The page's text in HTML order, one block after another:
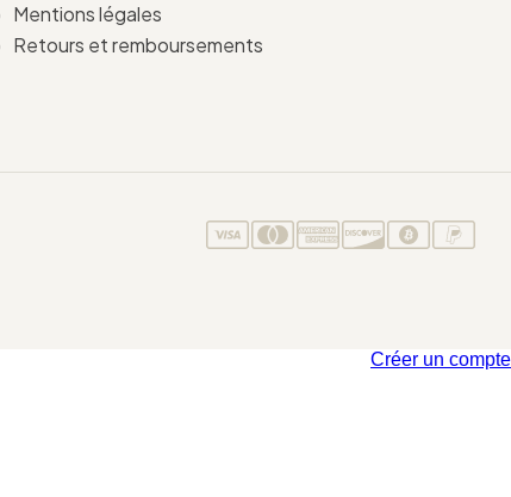
Mentions légales
Retours et remboursements
Créer un compte